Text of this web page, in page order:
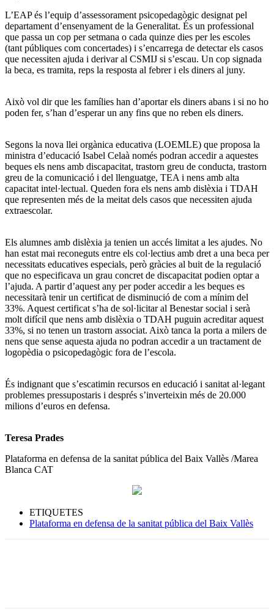
L’EAP és l’equip d’assessorament psicopedagògic designat pel
departament d’ensenyament de la Generalitat. És un professional
que passa un cop per setmana o cada quinze dies per les escoles
(tant públiques com concertades) i s’encarrega de detectar els casos
que necessiten ajuda i derivar al CSMIJ si s’escau. Un cop signada
la beca, es tramita, reps la resposta al febrer i els diners al juny.
Això vol dir que les famílies han d’aportar els diners abans i si no ho
poden fer, s’han d’esperar un any fins que no reben els diners.
Segons la nova llei orgànica educativa (LOEMLE) que proposa la
ministra d’educació Isabel Celaà només podran accedir a aquestes
beques els nens amb discapacitat, trastorn greu de conducta, trastorn
greu de la comunicació i del llenguatge, TEA i nens amb alta
capacitat intel·lectual. Queden fora els nens amb dislèxia i TDAH
que representen més de la meitat dels casos que necessiten ajuda
extraescolar.
Els alumnes amb dislèxia ja tenien un accés limitat a les ajudes. No
han estat mai reconeguts entre els col·lectius amb dret a una beca per
necessitats educatives especials, però gràcies al buit de la regulació
que no especificava un grau concret de discapacitat podien optar a
l’ajuda. A partir d’aquest any per poder accedir a les beques es
necessitarà tenir un certificat de disminució de com a mínim del
33%. Aquest certificat s’ha de sol·licitar al Benestar social i serà
molt difícil que nens amb dislèxia o TDAH puguin acreditar aquest
33%, si no tenen un trastorn associat. Això tanca la porta a milers de
nens que sense aquesta ajuda no podran accedir a un tractament de
logopèdia o psicopedagògic fora de l’escola.
És indignant que s’escatimin recursos en educació i sanitat al·legant
problemes pressupostaris i després s’inverteixin més de 20.000
milions d’euros en defensa.
Teresa Prades
Plataforma en defensa de la sanitat pública del Baix Vallès /Marea
Blanca CAT
ETIQUETES
Plataforma en defensa de la sanitat pública del Baix Vallès